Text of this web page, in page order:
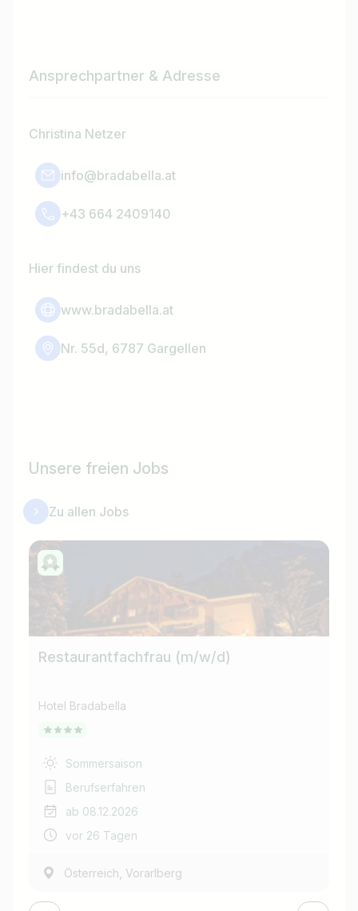
Ansprechpartner & Adresse
Christina Netzer
info@bradabella.at
+43 664 2409140
Hier findest du uns
www.bradabella.at
Nr. 55d, 6787 Gargellen
Unsere freien Jobs
Zu allen Jobs
Restaurantfachfrau (m/w/d)
Hotel Bradabella
Sommersaison
Berufserfahren
ab 08.12.2026
vor 26 Tagen
Österreich, Vorarlberg